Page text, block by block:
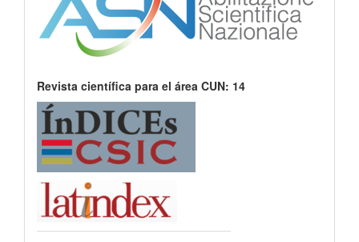
Revista científica para el área CUN: 14